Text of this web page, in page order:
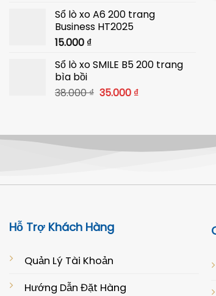
Sổ lò xo A6 200 trang
Business HT2025
15.000 ₫
Sổ lò xo SMILE B5 200 trang
bìa bồi
38.000₫ Giá
35.000 ₫Giá
Hỗ Trợ Khách Hàng
Quản Lý Tài Khoản
Hướng Dẫn Đặt Hàng